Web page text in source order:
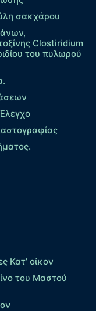
σακχάρου
Clostiridium
του πυλωρού
Κατ’ οίκον
του Μαστού